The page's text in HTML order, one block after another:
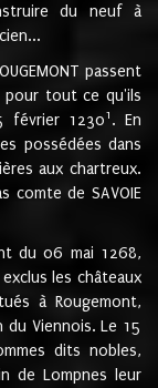
du neuf à
passent
pour tout ce qu'ils
février 12301 . En
possédées dans
aux chartreux.
comte de SAVOIE
du 06 mai 1268,
les châteaux
à Rougemont,
du Viennois. Le 15
dits nobles,
de Lompnes leur